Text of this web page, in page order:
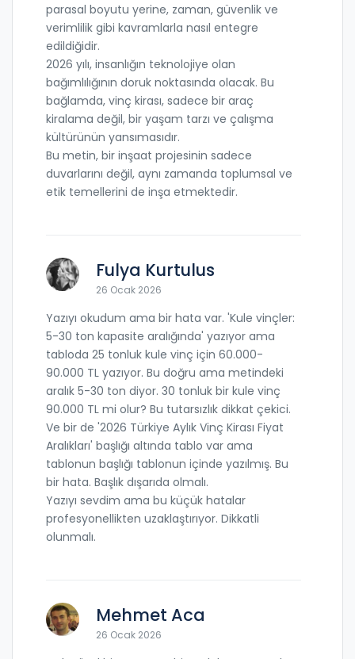
parasal boyutu yerine, zaman, güvenlik ve
verimlilik gibi kavramlarla nasıl entegre
edildiğidir.
2026 yılı, insanlığın teknolojiye olan
bağımlılığının doruk noktasında olacak. Bu
bağlamda, vinç kirası, sadece bir araç
kiralama değil, bir yaşam tarzı ve çalışma
kültürünün yansımasıdır.
Bu metin, bir inşaat projesinin sadece
duvarlarını değil, aynı zamanda toplumsal ve
etik temellerini de inşa etmektedir.
Fulya Kurtulus
26 Ocak 2026
Yazıyı okudum ama bir hata var. 'Kule vinçler:
5-30 ton kapasite aralığında' yazıyor ama
tabloda 25 tonluk kule vinç için 60.000-
90.000 TL yazıyor. Bu doğru ama metindeki
aralık 5-30 ton diyor. 30 tonluk bir kule vinç
90.000 TL mi olur? Bu tutarsızlık dikkat çekici.
Ve bir de '2026 Türkiye Aylık Vinç Kirası Fiyat
Aralıkları' başlığı altında tablo var ama
tablonun başlığı tablonun içinde yazılmış. Bu
bir hata. Başlık dışarıda olmalı.
Yazıyı sevdim ama bu küçük hatalar
profesyonellikten uzaklaştırıyor. Dikkatli
olunmalı.
Mehmet Aca
26 Ocak 2026